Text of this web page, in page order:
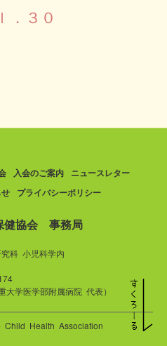
．３０
健協会 事務局
科 小児科学内
学医学部附属病院 代表）
入会のご案内
ニュースレター
プライバシーポリシー
Child Health Association